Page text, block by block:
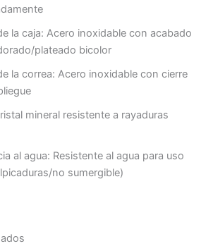
la caja: Acero inoxidable con acabado
plateado bicolor
la correa: Acero inoxidable con cierre
mineral resistente a rayaduras
al agua: Resistente al agua para uso
no sumergible)